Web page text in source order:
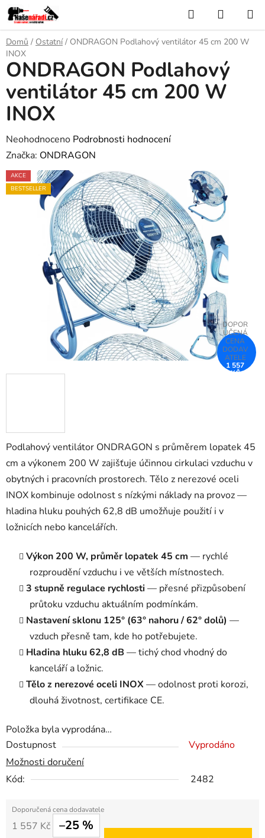
Přejít
na
obsah
Hledat
KOŠÍK
Domů / Ostatní / ONDRAGON Podlahový ventilátor 45 cm 200 W
INOX
Podlahový ventilátor ONDRAGON s průměrem lopatek 45
cm a výkonem 200 W zajišťuje účinnou cirkulaci vzduchu v
obytných i pracovních prostorech. Tělo z nerezové oceli
INOX kombinuje odolnost s nízkými náklady na provoz —
hladina hluku pouhých 62,8 dB umožňuje použití i v
ložnicích nebo kancelářích.
Výkon 200 W, průměr lopatek 45 cm — rychlé
rozproudění vzduchu i ve větších místnostech.
3 stupně regulace rychlosti— přesné přizpůsobení
průtoku vzduchu aktuálním podmínkám.
Nastavení sklonu 125° (63° nahoru / 62° dolů) —
vzduch přesně tam, kde ho potřebujete.
Hladina hluku 62,8 dB— tichý chod vhodný do
kanceláří a ložnic.
Tělo z nerezové oceli INOX — odolnost proti korozi,
dlouhá životnost, certifikace CE.
Položka byla vyprodána…
Dostupnost
Vyprodáno
Možnosti doručení
Kód:
2482
1 557 Kč –25 %
ONDRAGON Podlahový
ventilátor 45 cm 200 W
INOX
Průměrné
hodnocení
produktu
je
Neohodnoceno Podrobnosti hodnocení
Značka: ONDRAGON
AKCE
BESTSELLER
1 557
KČ